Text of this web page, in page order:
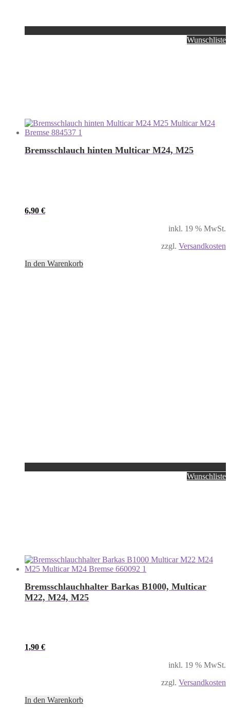
Wunschliste
Bremsschlauch hinten Multicar M24, M25
6,90 €
inkl. 19 % MwSt.
zzgl. Versandkosten
In den Warenkorb
Wunschliste
Bremsschlauchhalter Barkas B1000, Multicar
M22, M24, M25
1,90 €
inkl. 19 % MwSt.
zzgl. Versandkosten
In den Warenkorb